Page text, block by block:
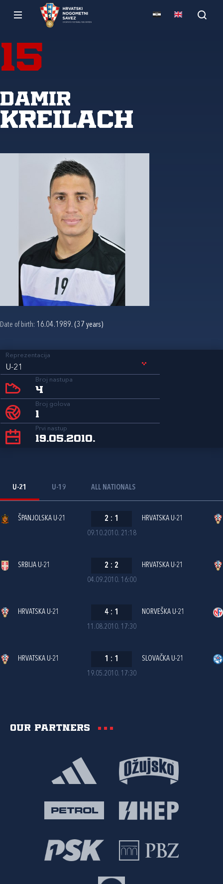
15
Damir
Kreilach
Date of birth: 16.04.1989. (37 years)
Reprezentacija
U-21
Broj nastupa
4
Broj golova
1
Prvi nastup
19.05.2010.
U-21 U-19 ALL NATIONALS
09.10.2010. 21:18
ŠPANJOLSKA U-21 2 : 1 HRVATSKA U-21
04.09.2010. 16:00
SRBIJA U-21 2 : 2 HRVATSKA U-21
11.08.2010. 17:30
HRVATSKA U-21 4 : 1 NORVEŠKA U-21
19.05.2010. 17:30
HRVATSKA U-21 1 : 1 SLOVAČKA U-21
Our partners